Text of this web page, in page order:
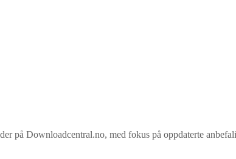
på Downloadcentral.no, med fokus på oppdaterte